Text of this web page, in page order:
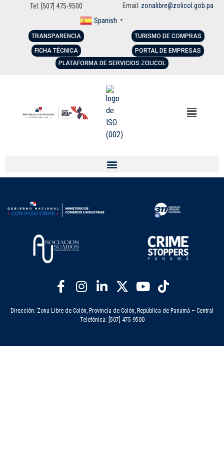
Tel: [507] 475-9500 Email: zonalibre@zolicol.gob.pa
Spanish ▼
TRANSPARENCIA
FICHA TÉCNICA
TURISMO DE COMPRAS
PORTAL DE EMPRESAS
PLATAFORMA DE SERVICIOS ZOLICOL
Dirección: Zona Libre de Colón, Provincia de Colón, República de Panamá – Central
Telefónica: [507] 475-9500